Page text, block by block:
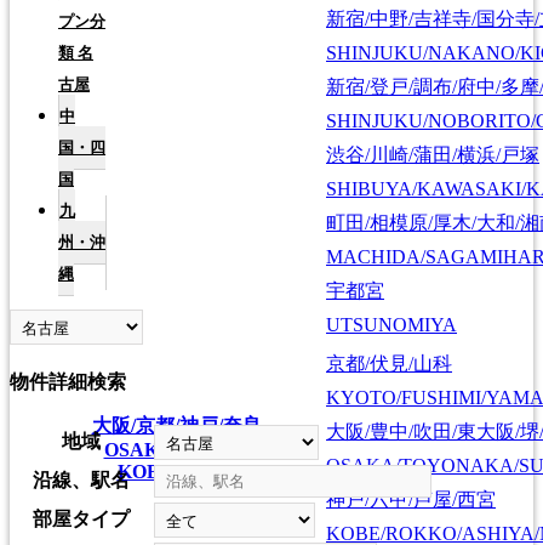
新宿/中野/吉祥寺/国分寺
SHINJUKU/NAKANO/
新宿/登戸/調布/府中/多
SHINJUKU/
渋谷/川崎/蒲田/横浜/戸塚
SHIBUYA/KAWASAKI/
町田/相模原/厚木/大和/湘
MACHIDA/
宇都宮
UTSUNOMIYA
大阪/京都/神戸/奈良
OSAKA/KYOTO
KOBE/NARA
京都/伏見/山科
KYOTO/FUSHIMI/
大阪/豊中/吹田/東大阪/
OSAKA/TOYONAKA/
神戸/六甲/芦屋/西宮
KOBE/ROKKO/
プン分
類名
古屋
中
国・四
国
九
州・沖
縄
物件詳細検索
地域
沿線、駅名
部屋タイプ